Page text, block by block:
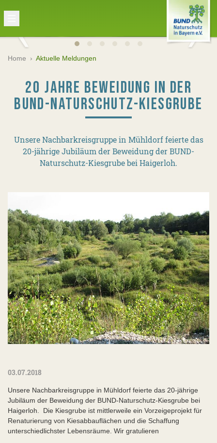
Home › Aktuelle Meldungen
20 JAHRE BEWEIDUNG IN DER
BUND-NATURSCHUTZ-KIESGRUBE
Unsere Nachbarkreisgruppe in Mühldorf feierte das
20-jährige Jubiläum der Beweidung der BUND-
Naturschutz-Kiesgrube bei Haigerloh.
03.07.2018
Unsere Nachbarkreisgruppe in Mühldorf feierte das 20-jährige
Jubiläum der Beweidung der BUND-Naturschutz-Kiesgrube bei
Haigerloh. Die Kiesgrube ist mittlerweile ein Vorzeigeprojekt für
Renaturierung von Kiesabbauflächen und die Schaffung
unterschiedlichster Lebensräume. Wir gratulieren